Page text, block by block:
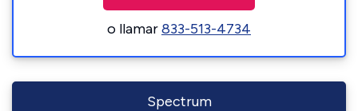
o llamar833-513-4734
Spectrum